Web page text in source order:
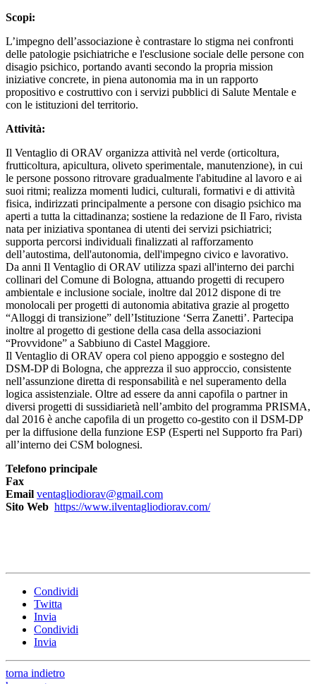
Scopi:
L’impegno dell’associazione è contrastare lo stigma nei confronti
delle patologie psichiatriche e l'esclusione sociale delle persone con
disagio psichico, portando avanti secondo la propria mission
iniziative concrete, in piena autonomia ma in un rapporto
propositivo e costruttivo con i servizi pubblici di Salute Mentale e
con le istituzioni del territorio.
Attività:
Il Ventaglio di ORAV organizza attività nel verde (orticoltura,
frutticoltura, apicultura, oliveto sperimentale, manutenzione), in cui
le persone possono ritrovare gradualmente l'abitudine al lavoro e ai
suoi ritmi; realizza momenti ludici, culturali, formativi e di attività
fisica, indirizzati principalmente a persone con disagio psichico ma
aperti a tutta la cittadinanza; sostiene la redazione de Il Faro, rivista
nata per iniziativa spontanea di utenti dei servizi psichiatrici;
supporta percorsi individuali finalizzati al rafforzamento
dell’autostima, dell'autonomia, dell'impegno civico e lavorativo.
Da anni Il Ventaglio di ORAV utilizza spazi all'interno dei parchi
collinari del Comune di Bologna, attuando progetti di recupero
ambientale e inclusione sociale, inoltre dal 2012 dispone di tre
monolocali per progetti di autonomia abitativa grazie al progetto
“Alloggi di transizione” dell’Istituzione ‘Serra Zanetti’. Partecipa
inoltre al progetto di gestione della casa della associazioni
“Provvidone” a Sabbiuno di Castel Maggiore.
Il Ventaglio di ORAV opera col pieno appoggio e sostegno del
DSM-DP di Bologna, che apprezza il suo approccio, consistente
nell’assunzione diretta di responsabilità e nel superamento della
logica assistenziale. Oltre ad essere da anni capofila o partner in
diversi progetti di sussidiarietà nell’ambito del programma PRISMA,
dal 2016 è anche capofila di un progetto co-gestito con il DSM-DP
per la diffusione della funzione ESP (Esperti nel Supporto fra Pari)
all’interno dei CSM bolognesi.
Telefono principale
Fax
Email ventagliodiorav@gmail.com
Sito Web https://www.ilventagliodiorav.com/
Condividi
Twitta
Invia
Condividi
Invia
torna indietro